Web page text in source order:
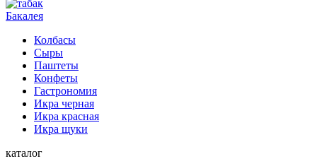
Бакалея
Колбасы
Сыры
Паштеты
Конфеты
Гастрономия
Икра черная
Икра красная
Икра щуки
каталог